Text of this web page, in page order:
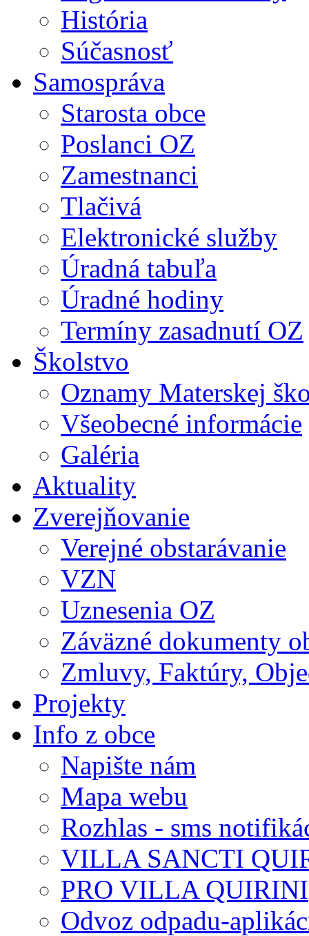
História
Súčasnosť
Samospráva
Starosta obce
Poslanci OZ
Zamestnanci
Tlačivá
Elektronické služby
Úradná tabuľa
Úradné hodiny
Termíny zasadnutí OZ
Školstvo
Oznamy Materskej
Všeobecné informácie
Galéria
Aktuality
Zverejňovanie
Verejné obstarávanie
VZN
Uznesenia OZ
Záväzné dokumenty
Zmluvy, Faktúry,
Projekty
Info z obce
Napište nám
Mapa webu
Rozhlas - sms
VILLA SANCTI
PRO VILLA QUIRINI
Odvoz odpadu-